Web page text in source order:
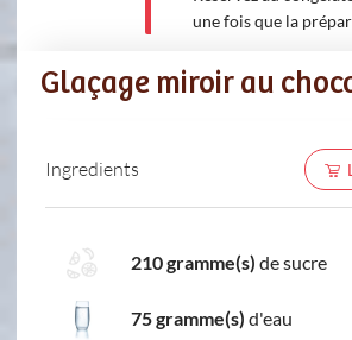
une fois que la
Glaçage miroir au
Ingredients
210 gramme(s) de sucre
75 gramme(s) d'eau